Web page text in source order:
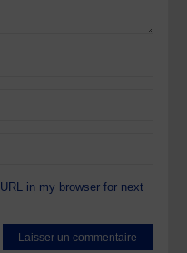
in my browser for next